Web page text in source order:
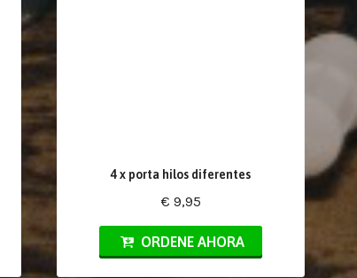
4 x porta hilos diferentes
€ 9,95
ORDENE AHORA